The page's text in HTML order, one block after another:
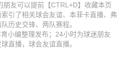
】 本菲卡VS弗拉门戈
】 本菲卡VS弗拉门戈
】 本菲卡VS弗拉门戈
】 本菲卡VS弗拉门戈
友可以提前【CTRL+D】收藏本页
引了相关球会友谊、本菲卡直播、弗
历史交锋、两队赛程。
小编整理发布；24小时为球迷朋友
直播，球会友谊直播。